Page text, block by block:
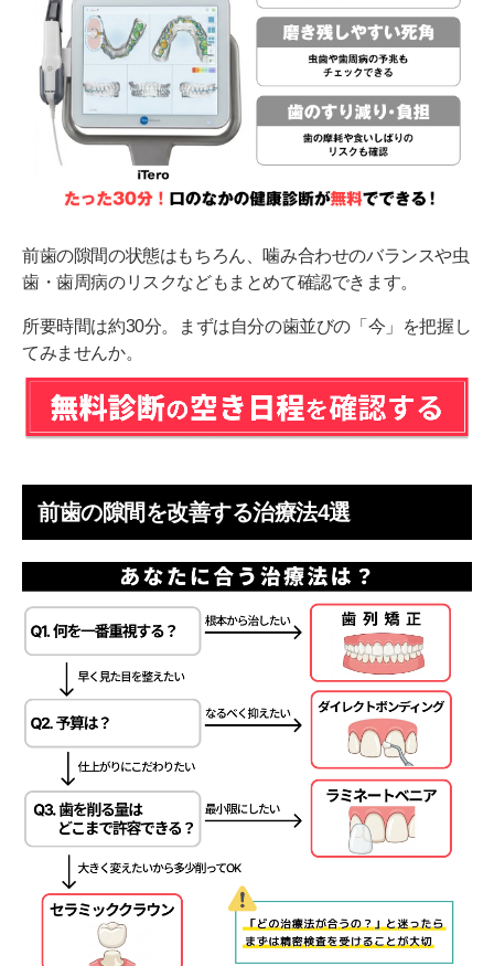
前歯の隙間の状態はもちろん、噛み合わせのバランスや虫
歯・歯周病のリスクなどもまとめて確認できます。
所要時間は約30分。まずは自分の歯並びの「今」を把握し
てみませんか。
前歯の隙間を改善する治療法4選